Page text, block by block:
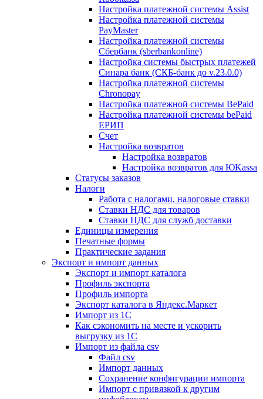
Настройка платежной системы Assist
Настройка платежной системы
PayMaster
Настройка платежной системы
Сбербанк (sberbankonline)
Настройка системы быстрых платежей
Синара банк (СКБ-банк до v.23.0.0)
Настройка платежной системы
Chronopay
Настройка платежной системы BePaid
Настройка платежной системы bePaid
ЕРИП
Счет
Настройка возвратов
Настройка возвратов
Настройка возвратов для ЮKassa
Статусы заказов
Налоги
Работа с налогами, налоговые ставки
Ставки НДС для товаров
Ставки НДС для служб доставки
Единицы измерения
Печатные формы
Практические задания
Экспорт и импорт данных
Экспорт и импорт каталога
Профиль экспорта
Профиль импорта
Экспорт каталога в Яндекс.Маркет
Импорт из 1С
Как сэкономить на месте и ускорить
выгрузку из 1С
Импорт из файла csv
Файл csv
Импорт данных
Сохранение конфигурации импорта
Импорт с привязкой к другим